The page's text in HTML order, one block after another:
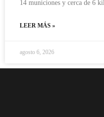
14 municiones y cerca de 6
LEER MÁS »
agosto 6, 2026